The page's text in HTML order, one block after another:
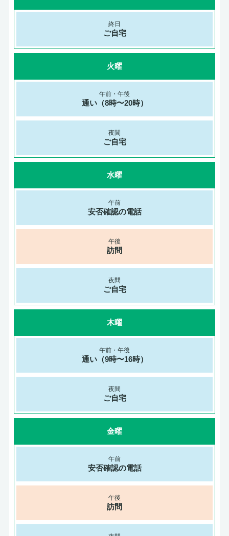
ご自宅
火曜
通い（8時〜20時）
ご自宅
水曜
安否確認の電話
訪問
ご自宅
木曜
通い（9時〜16時）
ご自宅
金曜
安否確認の電話
訪問